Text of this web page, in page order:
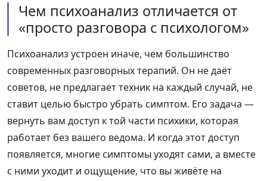
Чем психоанализ отличается от
«просто разговора с психологом»
Психоанализ устроен иначе, чем большинство
современных разговорных терапий. Он не даёт
советов, не предлагает техник на каждый случай, не
ставит целью быстро убрать симптом. Его задача —
вернуть вам доступ к той части психики, которая
работает без вашего ведома. И когда этот доступ
появляется, многие симптомы уходят сами, а вместе
с ними уходит и ощущение, что вы живёте на